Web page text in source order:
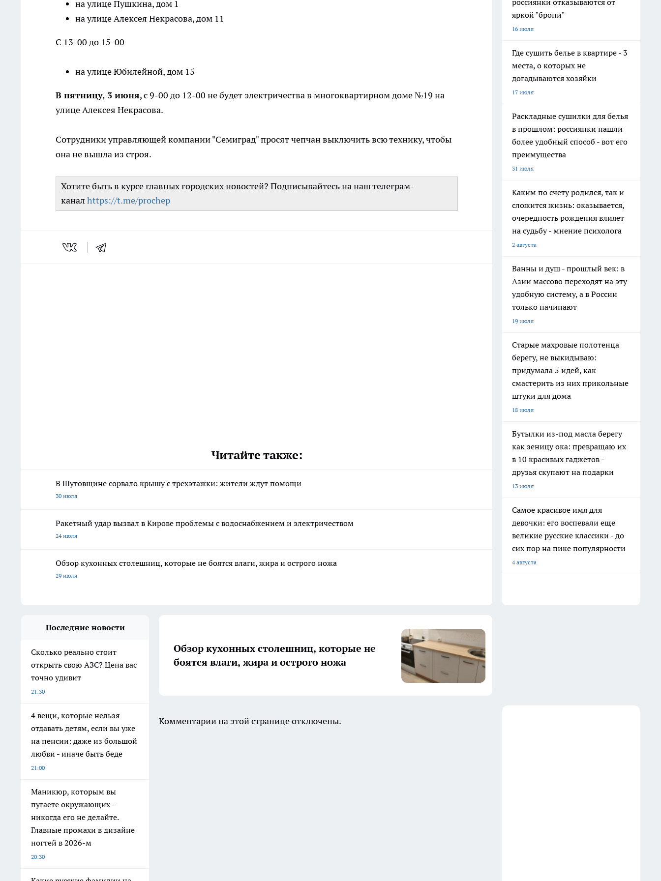
на улице Пушкина, дом 1
на улице Алексея Некрасова, дом 11
С 13-00 до 15-00
на улице Юбилейной, дом 15
В пятницу, 3 июня, с 9-00 до 12-00 не будет электричества в многоквартирном доме №19 на
улице Алексея Некрасова.
Сотрудники управляющей компании "Семиград" просят чепчан выключить всю технику, чтобы
она не вышла из строя.
Хотите быть в курсе главных городских новостей? Подписывайтесь на наш телеграм-
канал https://t.me/prochep
Читайте также:
В Шутовщине сорвало крышу с трехэтажки: жители ждут помощи
30 июля
Ракетный удар вызвал в Кирове проблемы с водоснабжением и электричеством
24 июля
Обзор кухонных столешниц, которые не боятся влаги, жира и острого ножа
29 июля
россиянки отказываются от
яркой "брони"
16 июля
Где сушить белье в квартире - 3
места, о которых не
догадываются хозяйки
17 июля
Раскладные сушилки для белья
в прошлом: россиянки нашли
более удобный способ - вот его
преимущества
31 июля
Каким по счету родился, так и
сложится жизнь: оказывается,
очередность рождения влияет
на судьбу - мнение психолога
2 августа
Ванны и душ - прошлый век: в
Азии массово переходят на эту
удобную систему, а в России
только начинают
19 июля
Старые махровые полотенца
берегу, не выкидываю:
придумала 5 идей, как
смастерить из них прикольные
штуки для дома
18 июля
Бутылки из-под масла берегу
как зеницу ока: превращаю их
в 10 красивых гаджетов -
друзья скупают на подарки
13 июля
Самое красивое имя для
девочки: его воспевали еще
великие русские классики - до
сих пор на пике популярности
4 августа
Последние новости
Сколько реально стоит
открыть свою АЗС? Цена вас
точно удивит
21:30
4 вещи, которые нельзя
отдавать детям, если вы уже
на пенсии: даже из большой
любви - иначе быть беде
21:00
Маникюр, которым вы
пугаете окружающих -
никогда его не делайте.
Главные промахи в дизайне
ногтей в 2026-м
20:30
Обзор кухонных столешниц, которые не
боятся влаги, жира и острого ножа
Комментарии на этой странице отключены.